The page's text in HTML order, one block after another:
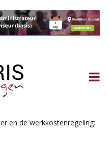
en de werkkostenregeling: